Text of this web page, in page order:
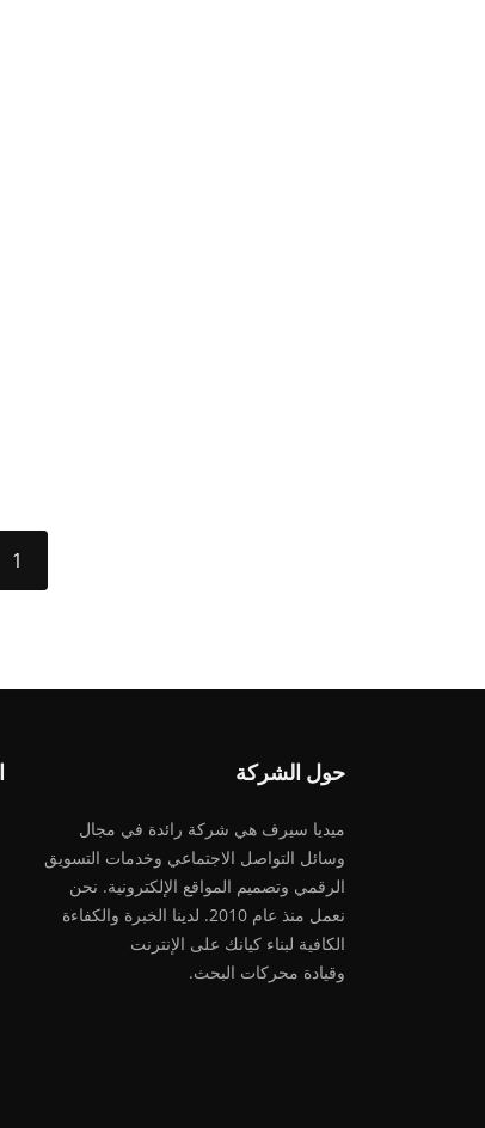
1
حول الشركة
ميديا ​​سيرف هي شركة رائدة في مجال
وسائل التواصل الاجتماعي وخدمات التسويق
الرقمي وتصميم المواقع الإلكترونية. نحن
نعمل منذ عام 2010. لدينا الخبرة والكفاءة
الكافية لبناء كيانك على الإنترنت
وقيادة محركات البحث.